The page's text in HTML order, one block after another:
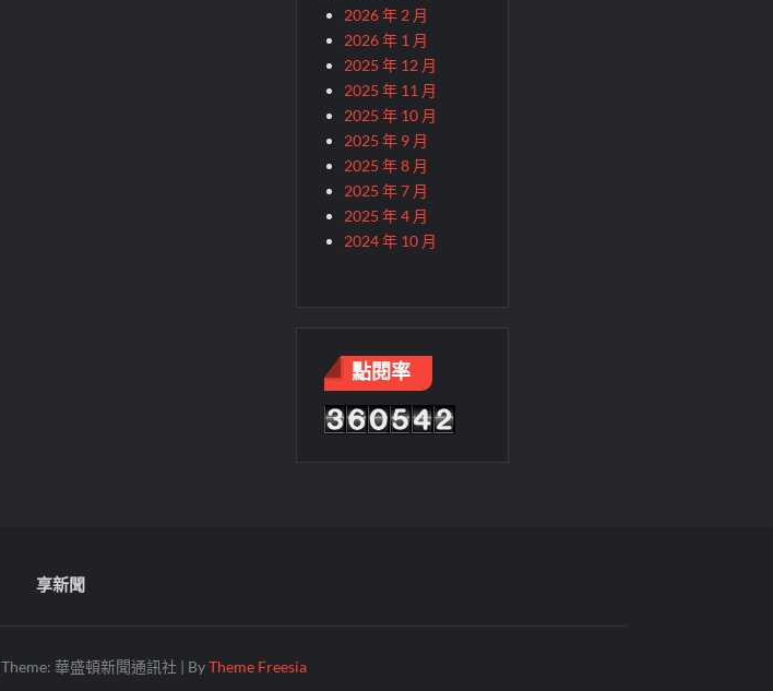
2026 年 2 月
2026 年 1 月
2025 年 12 月
2025 年 11 月
2025 年 10 月
2025 年 9 月
2025 年 8 月
2025 年 7 月
2025 年 4 月
2024 年 10 月
點閱率
享新聞
Theme: 華盛頓新聞通訊社 | ByTheme Freesia